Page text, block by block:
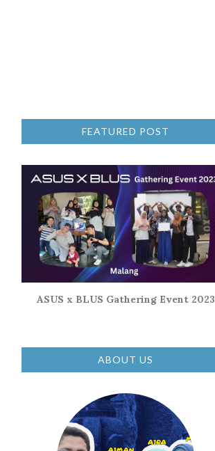
FEATURED POST
ASUS x BLUS Gathering Event 2023
ABOUT US